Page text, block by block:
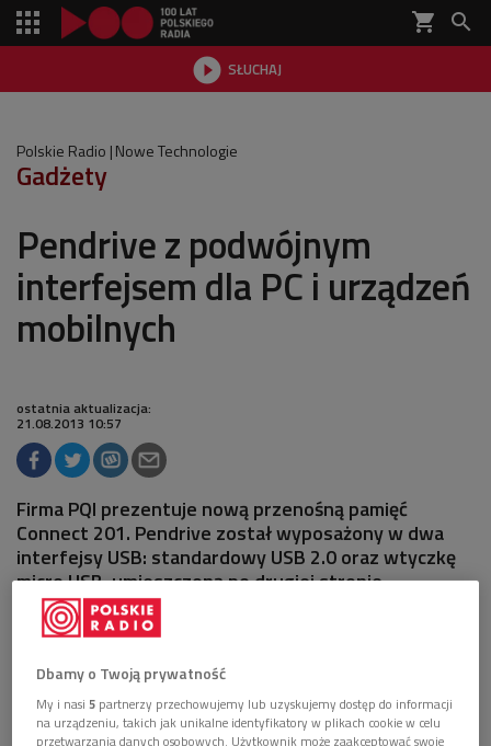
shopping_cart 
 SŁUCHAJ

Polskie Radio Nowe Technologie
Gadżety
Pendrive z podwójnym
interfejsem dla PC i urządzeń
mobilnych
ostatnia aktualizacja:
21.08.2013 10:57
Firma PQI prezentuje nową przenośną pamięć
Connect 201. Pendrive został wyposażony w dwa
interfejsy USB: standardowy USB 2.0 oraz wtyczkę
micro USB, umieszczoną po drugiej stronie
pendrive’a – która umożliwia podłączenie przenośnej
pamięci do smartfonów i tabletów z systemem
Go) bez użycia żadnych przejściówek.
Dbamy o Twoją prywatność
My i nasi5 partnerzy przechowujemy lub uzyskujemy dostęp do informacji
na urządzeniu, takich jak unikalne identyfikatory w plikach cookie w celu
przetwarzania danych osobowych. Użytkownik może zaakceptować swoje